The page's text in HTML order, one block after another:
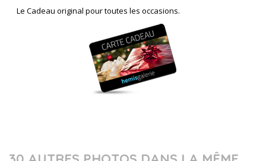
Le Cadeau original pour toutes les occasions.